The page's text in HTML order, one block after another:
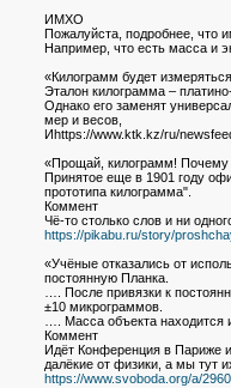
ИМХО
Пожалуйста, подробнее, что
Например, что есть масса и
«Килограмм будет
Эталон килограмма –
Однако его заменят
мер и весов,
Иhttps://www.ktk.kz/ru/
«Прощай, килограмм! Почему
Принятое еще в 1901 году
прототипа килограмма".
Коммент
Чё-то столько слов и ни
https://pikabu.ru/story/
«Учёные отказались от
постоянную Планка.
…. После привязки к
±10 микрограммов.
…. Масса объекта находится
Коммент
Идёт Конференция в Париже
далёкие от физики, а мы тут
https://www.svoboda.org/a/